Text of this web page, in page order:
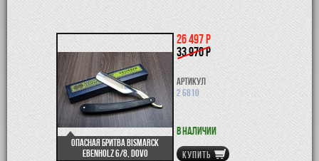
Опасная бритва Bismarck
Ebenholz 6/8, Dovo
26 497 р
33 970 р
Артикул
2 6810
В наличии
КУПИТЬ